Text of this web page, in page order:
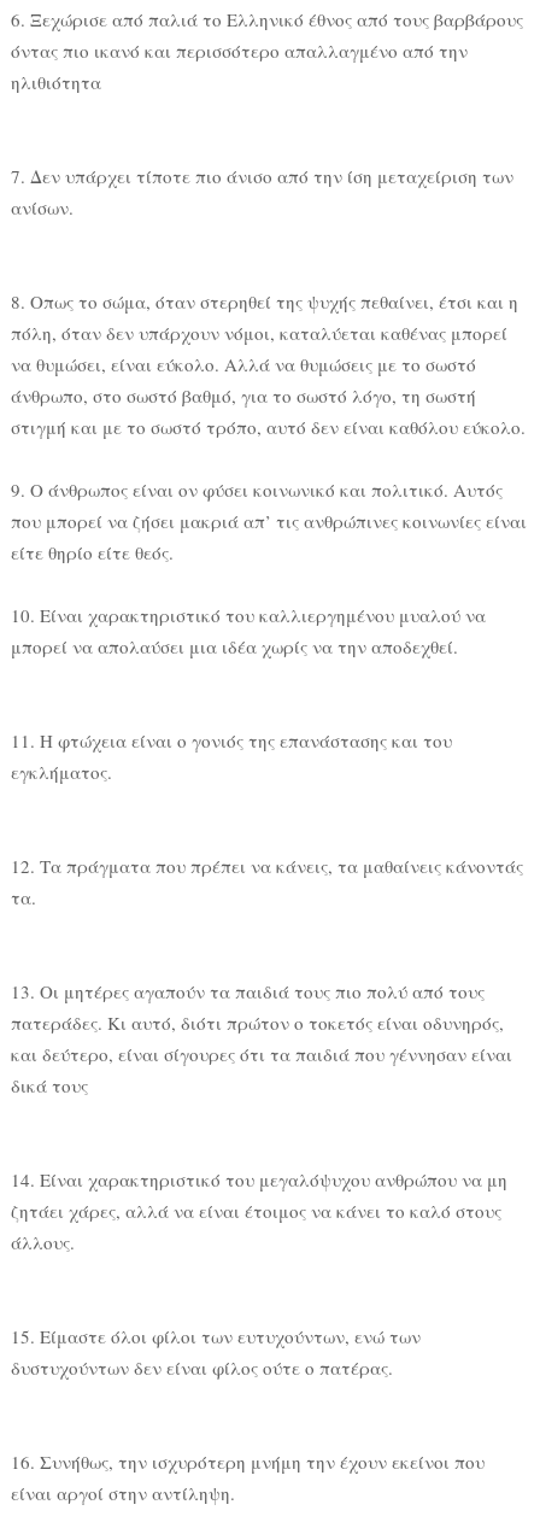
6. Ξεχώρισε από παλιά το Ελληνικό έθνος από τους βαρβάρους
όντας πιο ικανό και περισσότερο απαλλαγμένο από την
ηλιθιότητα
7. Δεν υπάρχει τίποτε πιο άνισο από την ίση μεταχείριση των
ανίσων.
8. Οπως το σώμα, όταν στερηθεί της ψυχής πεθαίνει, έτσι και η
πόλη, όταν δεν υπάρχουν νόμοι, καταλύεται καθένας μπορεί
να θυμώσει, είναι εύκολο. Αλλά να θυμώσεις με το σωστό
άνθρωπο, στο σωστό βαθμό, για το σωστό λόγο, τη σωστή
στιγμή και με το σωστό τρόπο, αυτό δεν είναι καθόλου εύκολο.
9. Ο άνθρωπος είναι ον φύσει κοινωνικό και πολιτικό. Αυτός
που μπορεί να ζήσει μακριά απ’ τις ανθρώπινες κοινωνίες είναι
είτε θηρίο είτε θεός.
10. Είναι χαρακτηριστικό του καλλιεργημένου μυαλού να
μπορεί να απολαύσει μια ιδέα χωρίς να την αποδεχθεί.
11. Η φτώχεια είναι ο γονιός της επανάστασης και του
εγκλήματος.
12. Τα πράγματα που πρέπει να κάνεις, τα μαθαίνεις κάνοντάς
τα.
13. Οι μητέρες αγαπούν τα παιδιά τους πιο πολύ από τους
πατεράδες. Κι αυτό, διότι πρώτον ο τοκετός είναι οδυνηρός,
και δεύτερο, είναι σίγουρες ότι τα παιδιά που γέννησαν είναι
δικά τους
14. Είναι χαρακτηριστικό του μεγαλόψυχου ανθρώπου να μη
ζητάει χάρες, αλλά να είναι έτοιμος να κάνει το καλό στους
άλλους.
15. Είμαστε όλοι φίλοι των ευτυχούντων, ενώ των
δυστυχούντων δεν είναι φίλος ούτε ο πατέρας.
16. Συνήθως, την ισχυρότερη μνήμη την έχουν εκείνοι που
είναι αργοί στην αντίληψη.